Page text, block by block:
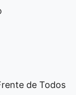
de Todos